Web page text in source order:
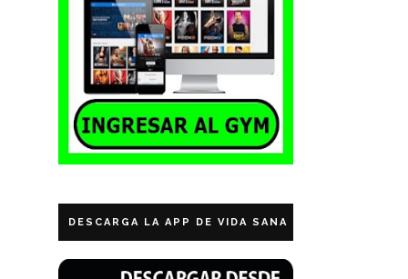
DESCARGA LA APP DE VIDA SANA ECUADOR